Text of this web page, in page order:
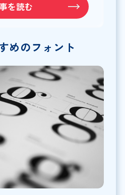
を読む
めのフォント